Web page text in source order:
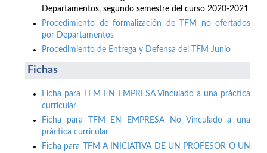
Departamentos, segundo semestre del curso 2020-2021
Procedimiento de formalización de TFM no ofertados
por Departamentos
Procedimiento de Entrega y Defensa del TFM Junio
Fichas
Ficha para TFM EN EMPRESA Vinculado a una práctica
curricular
Ficha para TFM EN EMPRESA No Vinculado a una
práctica curricular
Ficha para TFM A INICIATIVA DE UN PROFESOR O UN